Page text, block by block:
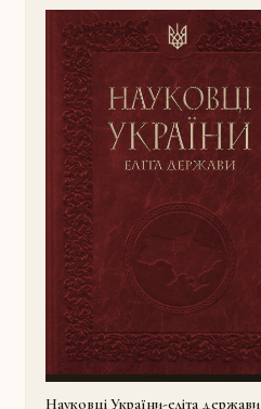
Науковці України-еліта держави